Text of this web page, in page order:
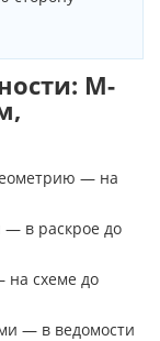
М-
— на
— в раскрое до
на схеме до
— в ведомости